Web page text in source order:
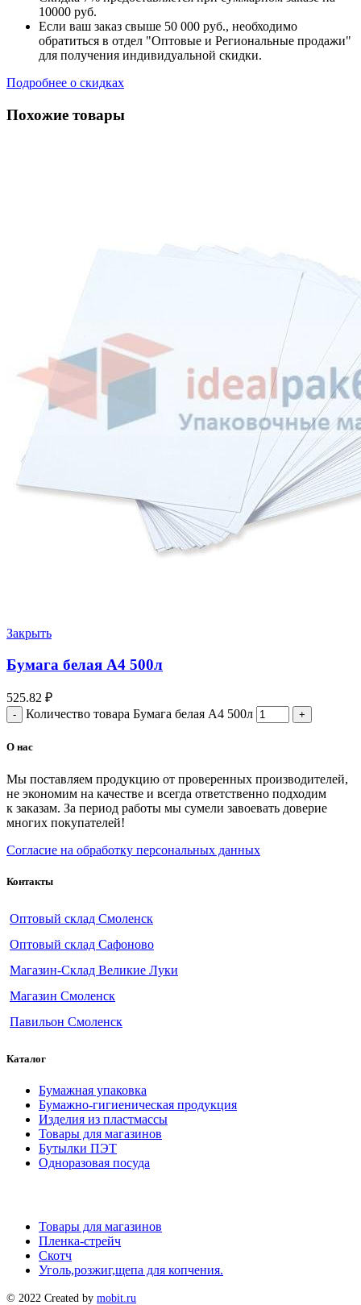
10000 руб.
Если ваш заказ свыше 50 000 руб., необходимо
обратиться в отдел "Оптовые и Региональные продажи"
для получения индивидуальной скидки.
Подробнее о скидках
Похожие товары
Закрыть
Бумага белая А4 500л
525.82 ₽
Количество товара Бумага белая А4 500л
О нас
Мы поставляем продукцию от проверенных производителей,
не экономим на качестве и всегда ответственно подходим
к заказам. За период работы мы сумели завоевать доверие
многих покупателей!
Согласие на обработку персональных данных
Контакты
Оптовый склад Смоленск
Оптовый склад Сафоново
Магазин-Склад Великие Луки
Магазин Смоленск
Павильон Смоленск
Каталог
Бумажная упаковка
Бумажно-гигиеническая продукция
Изделия из пластмассы
Товары для магазинов
Бутылки ПЭТ
Одноразовая посуда
Товары для магазинов
Пленка-стрейч
Скотч
Уголь,розжиг,щепа для копчения.
© 2022 Created by mobit.ru